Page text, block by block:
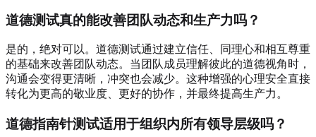
道德测试真的能改善团队动态和生产力吗？
是的，绝对可以。道德测试通过建立信任、同理心和相互尊重
的基础来改善团队动态。当团队成员理解彼此的道德视角时，
沟通会变得更清晰，冲突也会减少。这种增强的心理安全直接
转化为更高的敬业度、更好的协作，并最终提高生产力。
道德指南针测试适用于组织内所有领导层级吗？